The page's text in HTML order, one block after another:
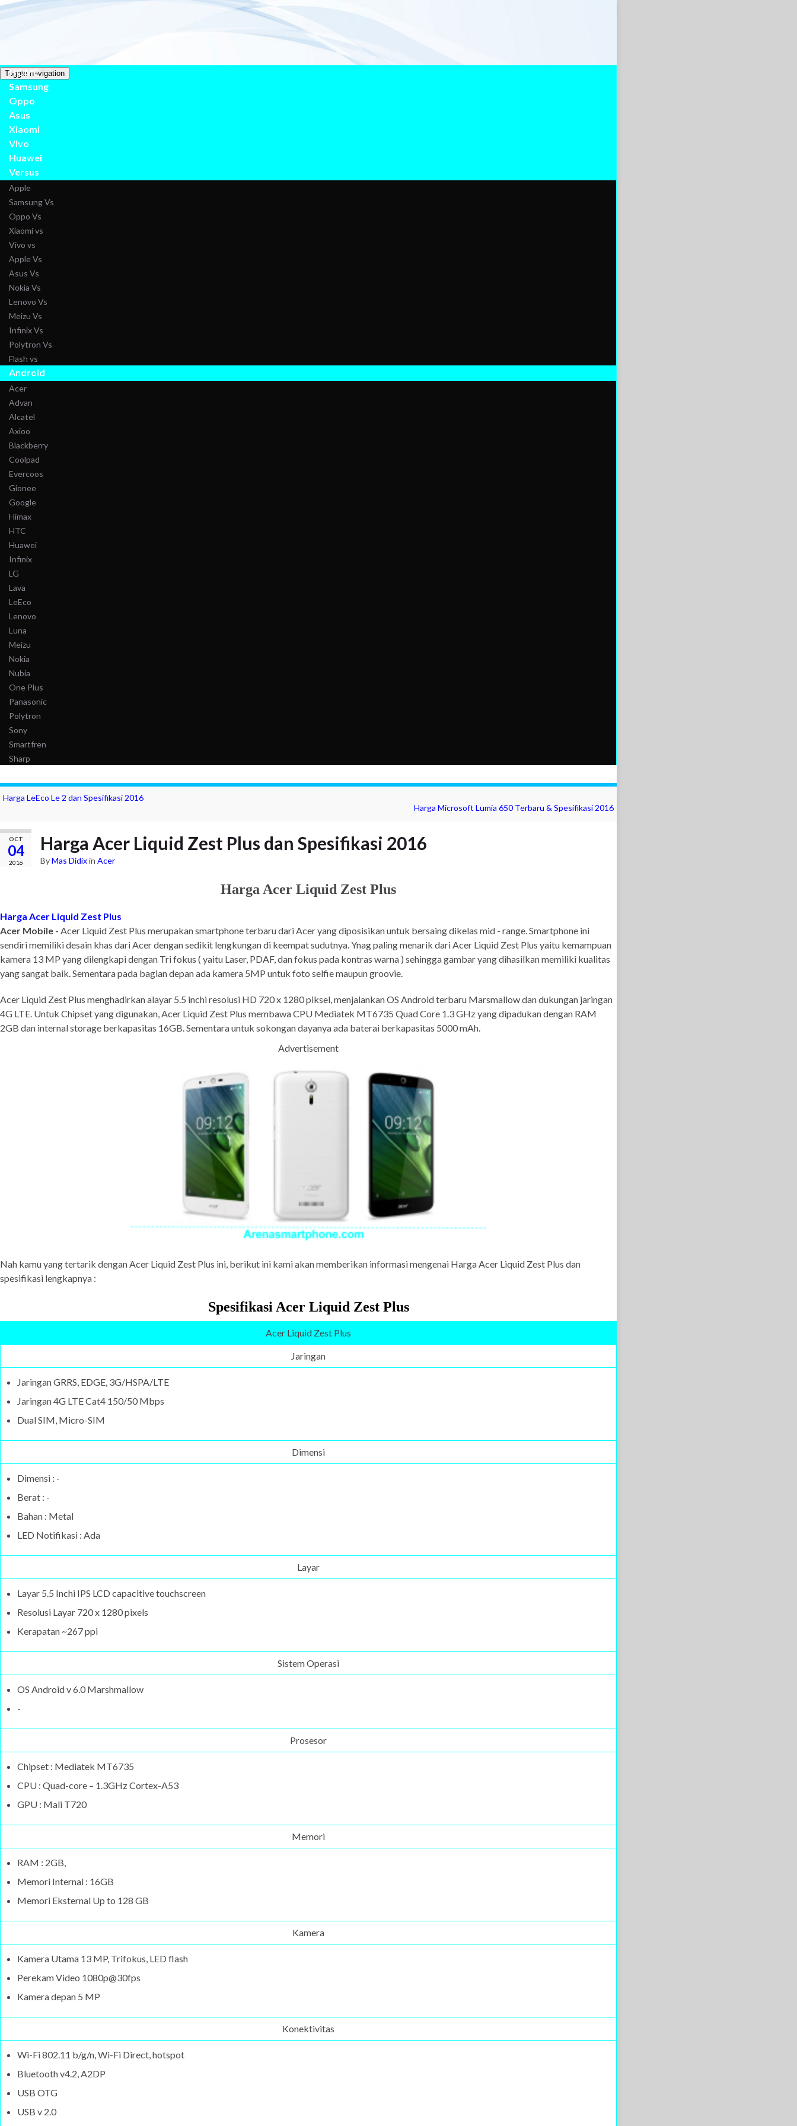
Toggle navigation
Arena Smartphone
Referensi Harga Smartphone Terpercaya
HOME
Samsung
Oppo
Asus
Xiaomi
Vivo
Huawei
Versus
Apple
Samsung Vs
Oppo Vs
Xiaomi vs
Vivo vs
Apple Vs
Asus Vs
Nokia Vs
Lenovo Vs
Meizu Vs
Infinix Vs
Polytron Vs
Flash vs
Android
Acer
Advan
Alcatel
Axioo
Blackberry
Coolpad
Evercoos
Gionee
Google
Himax
HTC
Huawei
Infinix
LG
Lava
LeEco
Lenovo
Luna
Meizu
Nokia
Nubia
One Plus
Panasonic
Polytron
Sony
Smartfren
Sharp
Harga LeEco Le 2 dan Spesifikasi 2016
Harga Microsoft Lumia 650 Terbaru & Spesifikasi 2016
OCT
04
2016
Harga Acer Liquid Zest Plus dan Spesifikasi 2016
ByMas Didixin Acer
Harga Acer Liquid Zest Plus
Harga Acer Liquid Zest Plus
Acer Mobile - Acer Liquid Zest Plus merupakan smartphone terbaru dari Acer yang diposisikan untuk bersaing dikelas mid - range. Smartphone ini
sendiri memiliki desain khas dari Acer dengan sedikit lengkungan di keempat sudutnya. Ynag paling menarik dari Acer Liquid Zest Plus yaitu kemampuan
kamera 13 MP yang dilengkapi dengan Tri fokus ( yaitu Laser, PDAF, dan fokus pada kontras warna ) sehingga gambar yang dihasilkan memiliki kualitas
yang sangat baik. Sementara pada bagian depan ada kamera 5MP untuk foto selfie maupun groovie.
Acer Liquid Zest Plus menghadirkan alayar 5.5 inchi resolusi HD 720 x 1280 piksel, menjalankan OS Android terbaru Marsmallow dan dukungan jaringan
4G LTE. Untuk Chipset yang digunakan, Acer Liquid Zest Plus membawa CPU Mediatek MT6735 Quad Core 1.3 GHz yang dipadukan dengan RAM
2GB dan internal storage berkapasitas 16GB. Sementara untuk sokongan dayanya ada baterai berkapasitas 5000 mAh.
Advertisement
Nah kamu yang tertarik dengan Acer Liquid Zest Plus ini, berikut ini kami akan memberikan informasi mengenai Harga Acer Liquid Zest Plus dan
spesifikasi lengkapnya :
Spesifikasi Acer Liquid Zest Plus
Acer Liquid Zest Plus
Jaringan
Jaringan GRRS, EDGE, 3G/HSPA/LTE
Jaringan 4G LTE Cat4 150/50 Mbps
Dual SIM, Micro-SIM
Dimensi
Dimensi : -
Berat : -
Bahan : Metal
LED Notifikasi : Ada
Layar
Layar 5.5 Inchi IPS LCD capacitive touchscreen
Resolusi Layar 720 x 1280 pixels
Kerapatan ~267 ppi
Sistem Operasi
OS Android v 6.0 Marshmallow
-
Prosesor
Chipset : Mediatek MT6735
CPU : Quad-core – 1.3GHz Cortex-A53
GPU : Mali T720
Memori
RAM : 2GB,
Memori Internal : 16GB
Memori Eksternal Up to 128 GB
Kamera
Kamera Utama 13 MP, Trifokus, LED flash
Perekam Video 1080p@30fps
Kamera depan 5 MP
Konektivitas
Wi-Fi 802.11 b/g/n, Wi-Fi Direct, hotspot
Bluetooth v4.2, A2DP
USB OTG
USB v 2.0